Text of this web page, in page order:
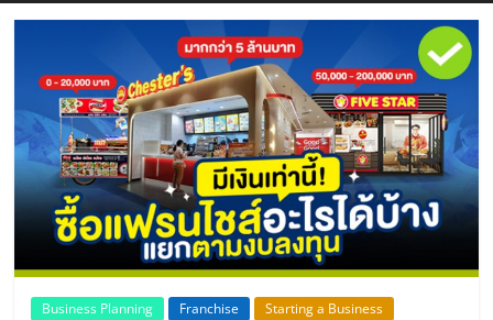
SME
แห่ง
ประเทศไทย,
ThaiSMEsCenter,
รวม
Business Planning Franchise Starting a Business